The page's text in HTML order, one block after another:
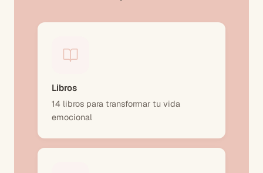
Libros
14 libros para transformar tu vida
emocional